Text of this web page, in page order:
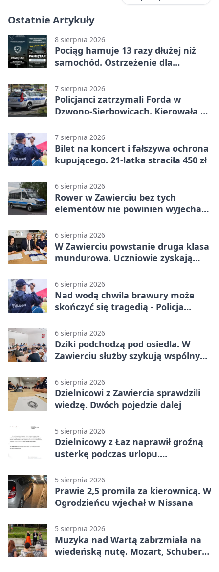
Ostatnie Artykuły
8 sierpnia 2026
Pociąg hamuje 13 razy dłużej niż
samochód. Ostrzeżenie dla
7 sierpnia 2026
Policjanci zatrzymali Forda w
Dzwono-Sierbowicach. Kierowała po
7 sierpnia 2026
Bilet na koncert i fałszywa ochrona
kupującego. 21-latka straciła 450 zł
6 sierpnia 2026
Rower w Zawierciu bez tych
elementów nie powinien wyjechać
6 sierpnia 2026
W Zawierciu powstanie druga klasa
mundurowa. Uczniowie zyskają
6 sierpnia 2026
Nad wodą chwila brawury może
skończyć się tragedią - Policja
6 sierpnia 2026
Dziki podchodzą pod osiedla. W
Zawierciu służby szykują wspólny
6 sierpnia 2026
Dzielnicowi z Zawiercia sprawdzili
wiedzę. Dwóch pojedzie dalej
5 sierpnia 2026
Dzielnicowy z Łaz naprawił groźną
usterkę podczas urlopu.
5 sierpnia 2026
Prawie 2,5 promila za kierownicą. W
Ogrodzieńcu wjechał w Nissana
5 sierpnia 2026
Muzyka nad Wartą zabrzmiała na
wiedeńską nutę. Mozart, Schubert i